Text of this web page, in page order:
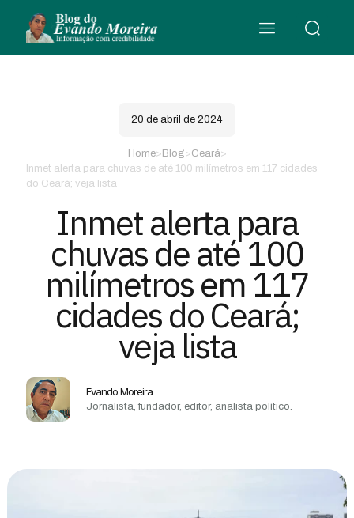
20 de abril de 2024
Home> Blog>Ceará>
Inmet alerta para chuvas de até 100 milímetros em 117 cidades
do Ceará; veja lista
Inmet alerta para
chuvas de até 100
milímetros em 117
cidades do Ceará;
veja lista
Evando Moreira
Jornalista, fundador, editor, analista político.